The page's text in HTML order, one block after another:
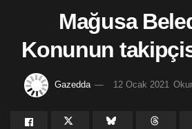
Mağusa
Konunun
Gazedda 12 Ocak 2021